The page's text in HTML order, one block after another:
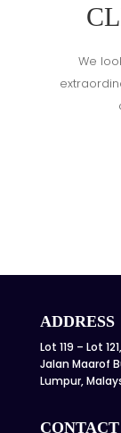
We
ADDRESS
Lot 119 – Lot
Jalan Maarof
Lumpur,
CONTACT